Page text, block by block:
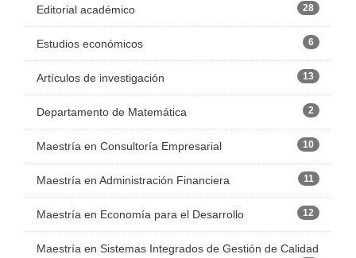
Editorial académico 28
Estudios económicos 6
Artículos de investigación 13
Departamento de Matemática 2
Maestría en Consultoría Empresarial 10
Maestría en Administración Financiera 11
Maestría en Economía para el Desarrollo 12
Maestría en Sistemas Integrados de Gestión de Calidad